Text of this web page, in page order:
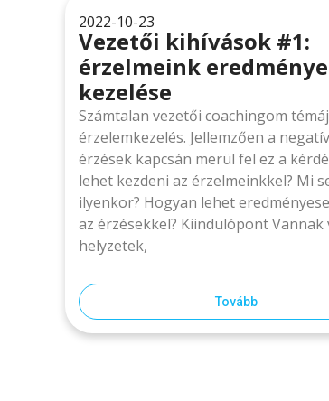
2022-10-23
Vezetői kihívások #1:
érzelmeink
kezelése
Számtalan vezetői coachingom
érzelemkezelés. Jellemzően a
érzések kapcsán merül fel ez a
lehet kezdeni az érzelmeinkkel? Mi
ilyenkor? Hogyan lehet
az érzésekkel? Kiindulópont Vannak
helyzetek,
Tovább